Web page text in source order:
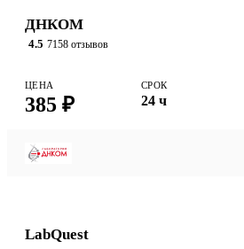
ДНКОМ
4.5 7158 отзывов
ЦЕНА
385 ₽
СРОК
24 ч
LabQuest